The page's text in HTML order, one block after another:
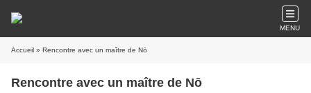
MENU
Accueil » Rencontre avec un maître de Nō
Rencontre avec un maître de Nō